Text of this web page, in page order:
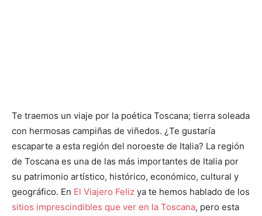
Te traemos un viaje por la poética Toscana; tierra soleada
con hermosas campiñas de viñedos. ¿Te gustaría
escaparte a esta región del noroeste de Italia? La región
de Toscana es una de las más importantes de Italia por
su patrimonio artístico, histórico, económico, cultural y
geográfico. En El Viajero Feliz ya te hemos hablado de los
sitios imprescindibles que ver en la Toscana, pero esta